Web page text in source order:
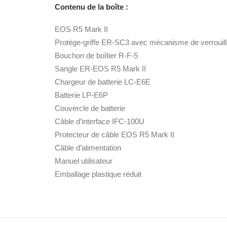
Contenu de la boîte :
EOS R5 Mark II
Protège-griffe ER-SC3 avec mécanisme de
Bouchon de boîtier R-F-5
Sangle ER-EOS R5 Mark II
Chargeur de batterie LC-E6E
Batterie LP-E6P
Couvercle de batterie
Câble d’interface IFC-100U
Protecteur de câble EOS R5 Mark II
Câble d’alimentation
Manuel utilisateur
Emballage plastique réduit